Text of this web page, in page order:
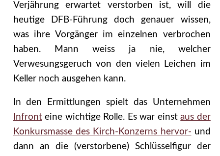
Verjährung erwartet verstorben ist, will die
heutige DFB-Führung doch genauer wissen,
was ihre Vorgänger im einzelnen verbrochen
haben. Mann weiss ja nie, welcher
Verwesungsgeruch von den vielen Leichen im
Keller noch ausgehen kann.
In den Ermittlungen spielt das Unternehmen
Infronteine wichtige Rolle. Es war einstaus der
Konkursmasse des Kirch-Konzerns hervor- und
dann an die (verstorbene) Schlüsselfigur der